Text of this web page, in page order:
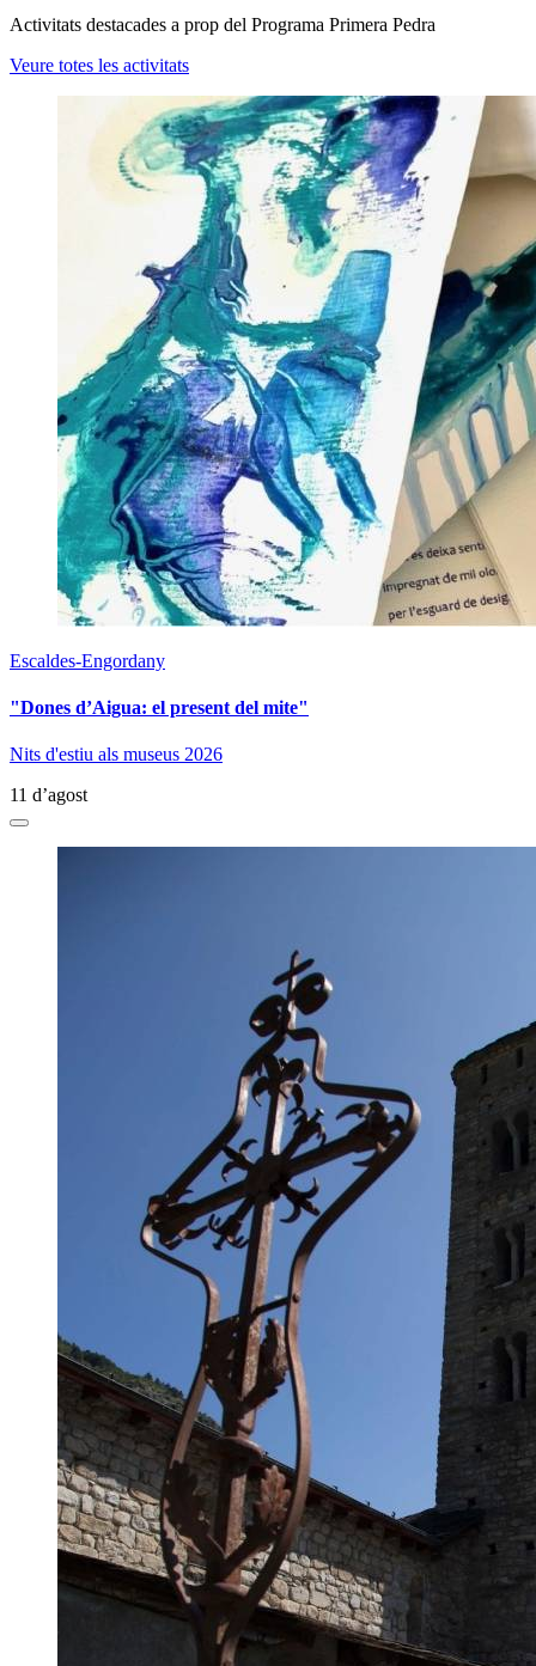
Activitats destacades a prop del Programa Primera Pedra
Veure totes les activitats
Escaldes-Engordany
"Dones d’Aigua: el present del mite"
Nits d'estiu als museus 2026
11 d’agost